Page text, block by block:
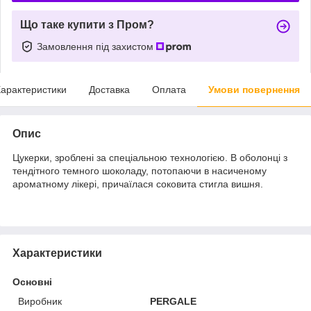
Що таке купити з Пром?
Замовлення під захистом
Доставка Оплата Умови повернення
Опис
Цукерки, зроблені за спеціальною технологією. В оболонці з
тендітного темного шоколаду, потопаючи в насиченому
ароматному лікері, причаїлася соковита стигла вишня.
Характеристики
Основні
Виробник
PERGALE